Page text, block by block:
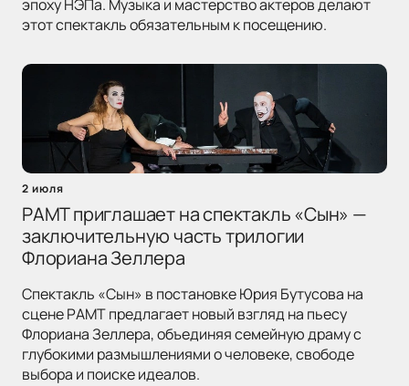
эпоху НЭПа. Музыка и мастерство актеров делают
этот спектакль обязательным к посещению.
2 июля
РАМТ приглашает на спектакль «Сын» —
заключительную часть трилогии
Флориана Зеллера
Спектакль «Сын» в постановке Юрия Бутусова на
сцене РАМТ предлагает новый взгляд на пьесу
Флориана Зеллера, объединяя семейную драму с
глубокими размышлениями о человеке, свободе
выбора и поиске идеалов.